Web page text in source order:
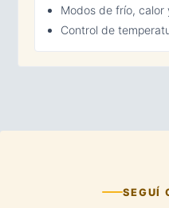
Modos de frío, calor
Control de
SEGUÍ